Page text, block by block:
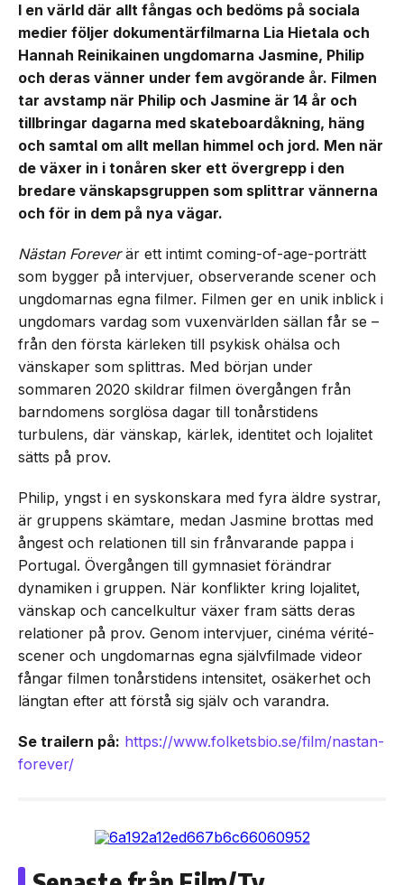
I en värld där allt fångas och bedöms på sociala
medier följer dokumentärfilmarna Lia Hietala och
Hannah Reinikainen ungdomarna Jasmine, Philip
och deras vänner under fem avgörande år. Filmen
tar avstamp när Philip och Jasmine är 14 år och
tillbringar dagarna med skateboardåkning, häng
och samtal om allt mellan himmel och jord. Men när
de växer in i tonåren sker ett övergrepp i den
bredare vänskapsgruppen som splittrar vännerna
och för in dem på nya vägar.
Nästan Foreverär ett intimt coming-of-age-porträtt
som bygger på intervjuer, observerande scener och
ungdomarnas egna filmer. Filmen ger en unik inblick i
ungdomars vardag som vuxenvärlden sällan får se –
från den första kärleken till psykisk ohälsa och
vänskaper som splittras. Med början under
sommaren 2020 skildrar filmen övergången från
barndomens sorglösa dagar till tonårstidens
turbulens, där vänskap, kärlek, identitet och lojalitet
sätts på prov.
Philip, yngst i en syskonskara med fyra äldre systrar,
är gruppens skämtare, medan Jasmine brottas med
ångest och relationen till sin frånvarande pappa i
Portugal. Övergången till gymnasiet förändrar
dynamiken i gruppen. När konflikter kring lojalitet,
vänskap och cancelkultur växer fram sätts deras
relationer på prov. Genom intervjuer, cinéma vérité-
scener och ungdomarnas egna självfilmade videor
fångar filmen tonårstidens intensitet, osäkerhet och
längtan efter att förstå sig själv och varandra.
Se trailern på: https://www.folketsbio.se/film/nastan-
forever/